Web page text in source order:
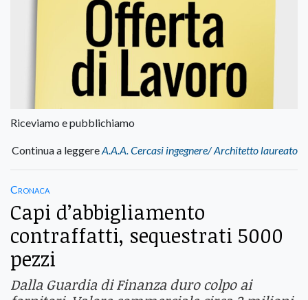
Riceviamo e pubblichiamo
Continua a leggereA.A.A. Cercasi ingegnere/ Architetto laureato
Cronaca
Capi d’abbigliamento
contraffatti, sequestrati 5000
pezzi
Dalla Guardia di Finanza duro colpo ai